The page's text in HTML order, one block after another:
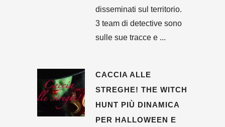
disseminati sul territorio.
3 team di detective sono
sulle sue tracce e ...
CACCIA ALLE
STREGHE! THE WITCH
HUNT PIÙ DINAMICA
PER HALLOWEEN E